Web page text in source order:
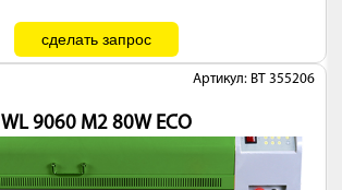
Артикул: BT 355206
WL 9060 M2 80W ECO